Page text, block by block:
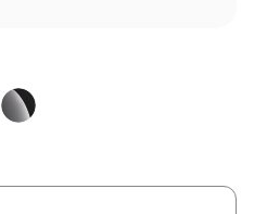
Diamantschwarz